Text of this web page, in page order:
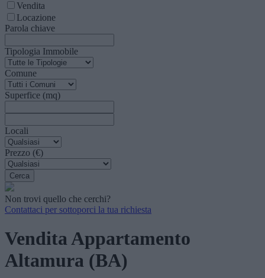
Vendita
Locazione
Parola chiave
Tipologia Immobile
Comune
Superfice (mq)
Locali
Prezzo (€)
Non trovi quello che cerchi?
Contattaci per sottoporci la tua richiesta
Vendita Appartamento
Altamura (BA)